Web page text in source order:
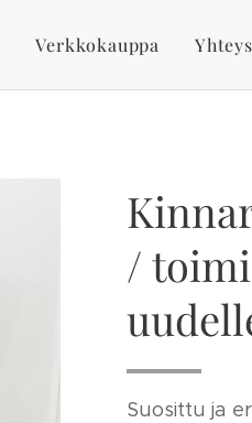
Verkkokauppa
/
Suosittu ja